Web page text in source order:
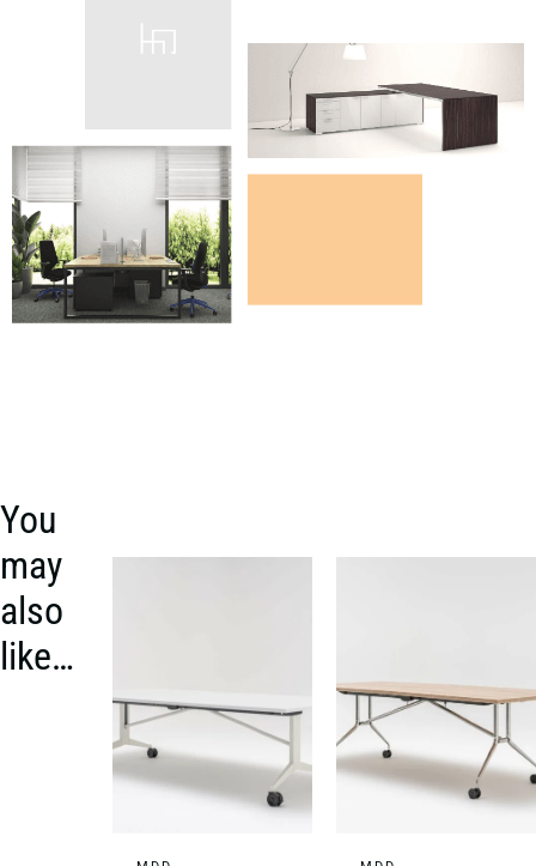
You
may
also
like…